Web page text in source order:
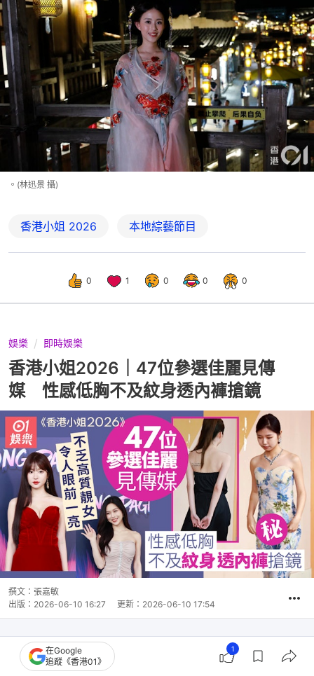
。(林迅景 攝)
香港小姐 2026 本地綜藝節目
0 1 0 0 0
娛樂 即時娛樂
香港小姐2026｜47位參選佳麗見傳
媒 性感低胸不及紋身透內褲搶鏡
撰文： 張嘉敏
出版： 2026-06-10 16:27 更新： 2026-06-10 17:54
在Google
追蹤《香港01》
1